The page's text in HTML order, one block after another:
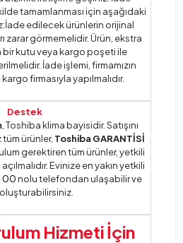
tamamlanması için aşağıdaki
edilecek ürünlerin orijinal
zarar görmemelidir. Ürün, ekstra
kutu veya kargo poşeti ile
İade işlemi, firmamızın
firmasıyla yapılmalıdır.
Destek
, Toshiba klima bayisidir. Satışını
ürünler, Toshiba GARANTİSİ
gerektiren tüm ürünler, yetkili
Evinize en yakın yetkili
00nolu telefondan ulaşabilir ve
Hizmeti İçin